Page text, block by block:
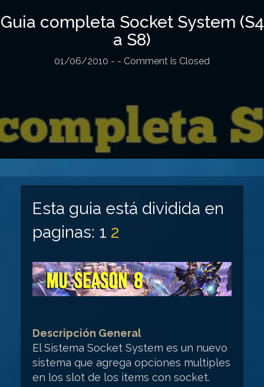
Guia completa Socket System (S4
a S8)
01/06/2010 - - Comment is Closed
Esta guia está dividida en
paginas: 1 2
Descripción General
El Sistema Socket System es un nuevo
sistema que agrega opciones multiples
en los slot de los items con socket.